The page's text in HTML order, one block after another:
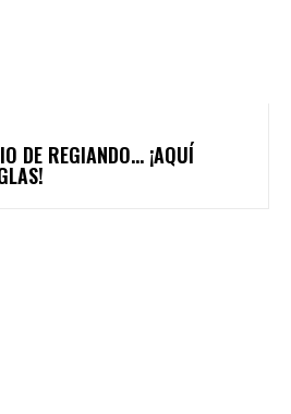
DE REGIANDO… ¡AQUÍ